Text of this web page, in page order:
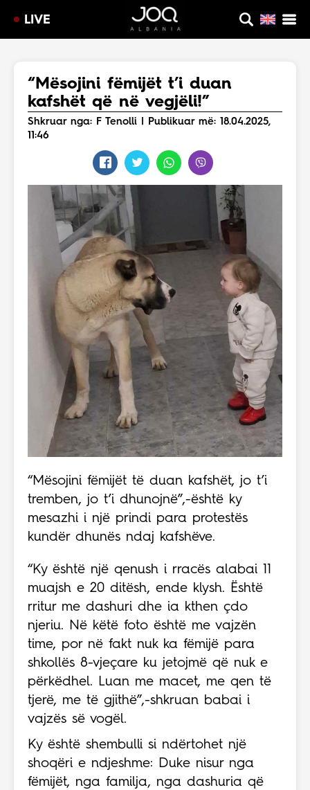
LIVE
“Mësojini fëmijët t’i duan
kafshët që në vegjëli!”
Shkruar nga: F Tenolli | Publikuar më: 18.04.2025,
11:46
“Mësojini fëmijët të duan kafshët, jo t’i
tremben, jo t’i dhunojnë”,-është ky
mesazhi i një prindi para protestës
kundër dhunës ndaj kafshëve.
“Ky është një qenush i rracës alabai 11
muajsh e 20 ditësh, ende klysh. Është
rritur me dashuri dhe ia kthen çdo
njeriu. Në këtë foto është me vajzën
time, por në fakt nuk ka fëmijë para
shkollës 8-vjeçare ku jetojmë që nuk e
përkëdhel. Luan me macet, me qen të
tjerë, me të gjithë”,-shkruan babai i
vajzës së vogël.
Ky është shembulli si ndërtohet një
shoqëri e ndjeshme: Duke nisur nga
fëmijët, nga familja, nga dashuria që